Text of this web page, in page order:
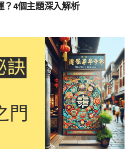
？4個主題深入解析